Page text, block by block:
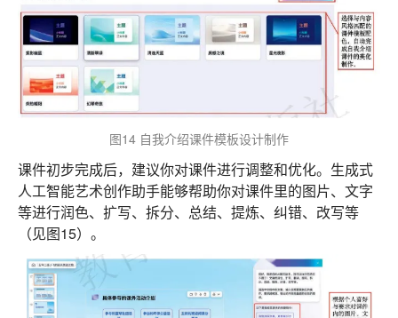
图14 自我介绍课件模板设计制作
课件初步完成后，建议你对课件进行调整和优化。生成式
人工智能艺术创作助手能够帮助你对课件里的图片、文字
等进行润色、扩写、拆分、总结、提炼、纠错、改写等
（见图15）。